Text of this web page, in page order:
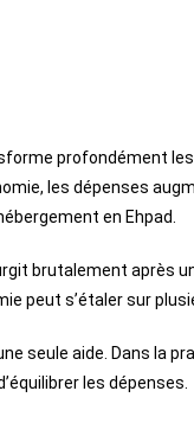
profondément
les dépenses
en Ehpad.
brutalement après
peut s’étaler sur
seule aide. Dans la
les dépenses.